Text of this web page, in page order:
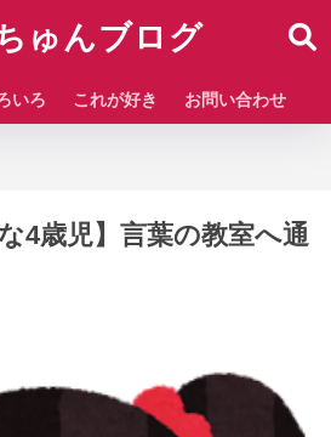
ゅんブログ
いろ これが好き お問い合わせ
4歳児】言葉の教室へ通